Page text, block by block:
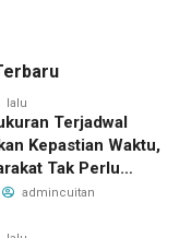
lalu
Terjadwal
Kepastian Waktu,
Tak Perlu
Layanan
admincuitan